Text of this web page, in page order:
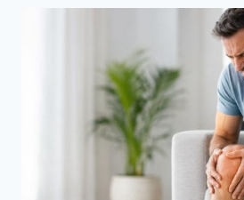
KOŽE
SMREKOVE
SMOLE